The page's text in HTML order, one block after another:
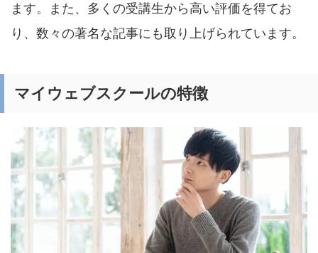
ます。また、多くの受講生から高い評価を得てお
り、数々の著名な記事にも取り上げられています。
マイウェブスクールの特徴